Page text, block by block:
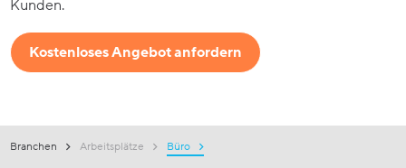
Kunden.
Kostenloses Angebot anfordern
Branchen Arbeitsplätze Büro